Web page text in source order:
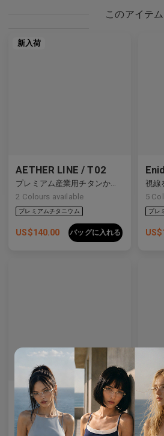
このアイテ
新入荷
AETHER LINE / T02
プレミアム産業用チタンから作られた建築用の長方形の構造物。
2 Colours available
US$140.00 バッグに入れる
Enid
5
US$
AL_01
テーラードテンプルのディテールを施したクリーンなデザインは、現代の眼鏡製作を再定義しています。
4
Colours available
特殊
8